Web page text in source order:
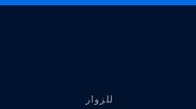
للزوار